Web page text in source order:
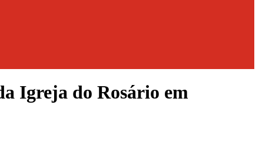
Igreja do Rosário em